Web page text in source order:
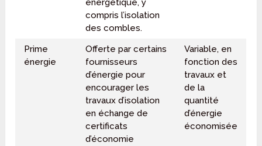
énergétique, y
compris l’isolation
des combles.
Prime
énergie
Offerte par certains
fournisseurs
d’énergie pour
encourager les
travaux d’isolation
en échange de
certificats
d’économie
Variable, en
fonction des
travaux et
de la
quantité
d’énergie
économisée